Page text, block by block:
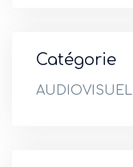
Catégorie
AUDIOVISUEL